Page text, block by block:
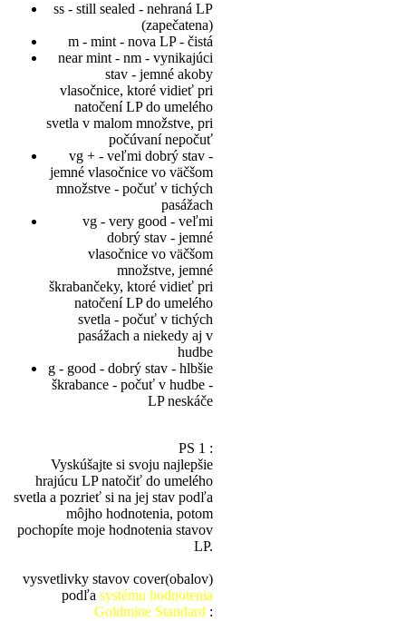
ss - still sealed - nehraná LP
(zapečatena)
m - mint - nova LP - čistá
near mint - nm - vynikajúci
stav - jemné akoby
vlasočnice, ktoré vidieť pri
natočení LP do umelého
svetla v malom množstve, pri
počúvaní nepočuť
vg + - veľmi dobrý stav -
jemné vlasočnice vo väčšom
množstve - počuť v tichých
pasážach
vg - very good - veľmi
dobrý stav - jemné
vlasočnice vo väčšom
množstve, jemné
škrabančeky, ktoré vidieť pri
natočení LP do umelého
svetla - počuť v tichých
pasážach a niekedy aj v
hudbe
g - good - dobrý stav - hlbšie
škrabance - počuť v hudbe -
LP neskáče
PS 1 :
Vyskúšajte si svoju najlepšie
hrajúcu LP natočiť do umelého
svetla a pozrieť si na jej stav podľa
môjho hodnotenia, potom
pochopíte moje hodnotenia stavov
LP.
vysvetlivky stavov cover(obalov)
podľa systému hodnotenia
Goldmine Standard :